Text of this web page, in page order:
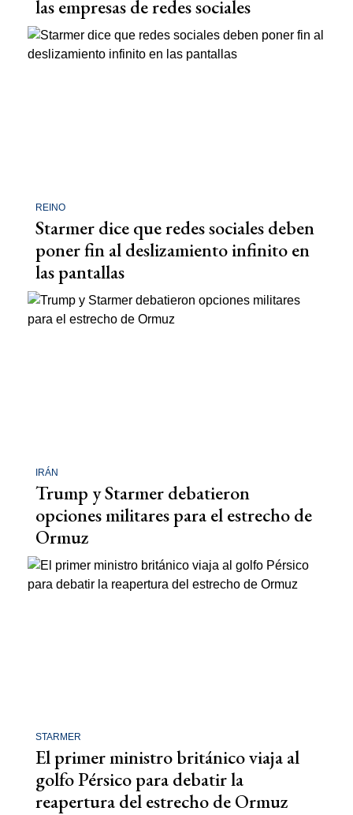
las empresas de redes sociales
REINO
Starmer dice que redes sociales deben
poner fin al deslizamiento infinito en
las pantallas
IRÁN
Trump y Starmer debatieron
opciones militares para el estrecho de
Ormuz
STARMER
El primer ministro británico viaja al
golfo Pérsico para debatir la
reapertura del estrecho de Ormuz